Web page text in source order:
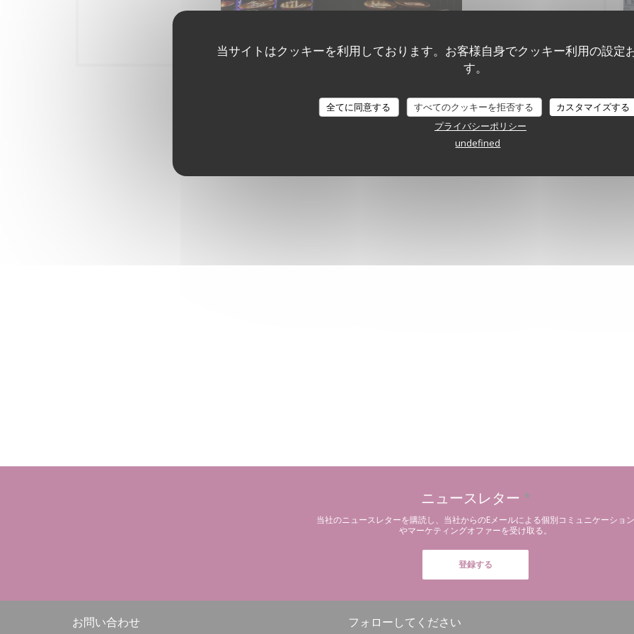
当サイトはクッキーを利用しております。お客様自身でクッキー利用の設定
す。
全てに同意する すべてのクッキーを拒否する
カスタマイズする
プライバシーポリシー
undefined
Le Cirque
バーチャルツアー
ニュースレター *
当社のニュースレターを購読し、当社からのEメールによる個別コミュニケーション
やマーケティングオファーを受け取る。
登録する
お問い合わせ フォローしてください